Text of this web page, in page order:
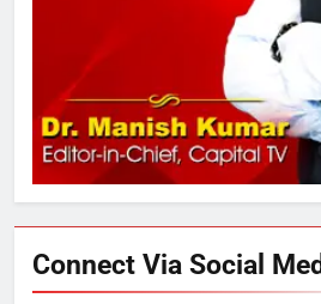
UP में ग्रामीण
डेयरी, कुटीर
मिला बढ़ावा
4
राम की नगरी
का स्वागत करेगा
Connect Via Social